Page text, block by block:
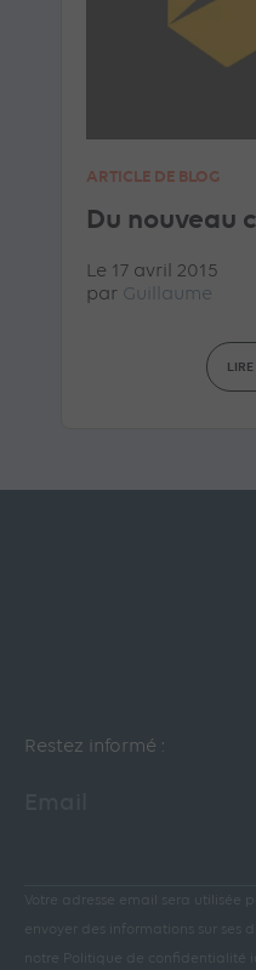
ARTICLE DE BLOG
Du nouveau
Le 17 avril 2015
par Guillaume
Restez informé :
Votre adresse email sera utilisée
envoyer des informations sur ses
notre Politique de confidentialité